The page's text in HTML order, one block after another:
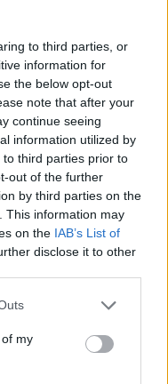
to third parties, or
information for
the below opt-out
note that after your
continue seeing
information utilized by
third parties prior to
out of the further
by third parties on the
This information may
on the IAB’s List of
disclose it to other
one or more Google
You may click to
its third-party tags to
in below Google
my
hogy
Q2-es
zsinórban 9
grove-iak nélkül.